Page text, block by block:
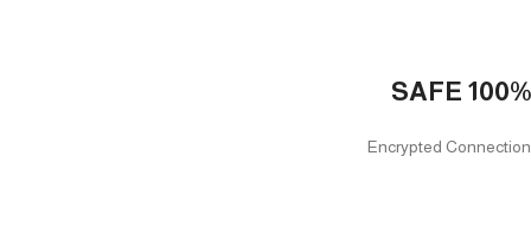
100% SAFE
Encrypted Connection